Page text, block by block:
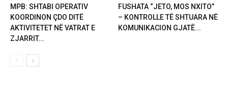
MPB: SHTABI OPERATIV
KOORDINON ÇDO DITË
AKTIVITETET NË VATRAT E
ZJARRIT...
FUSHATA “JETO, MOS NXITO”
– KONTROLLE TË SHTUARA NË
KOMUNIKACION GJATË...